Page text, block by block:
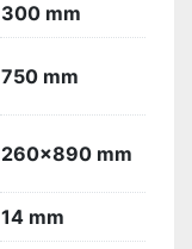
300 mm
750 mm
260x890 mm
14 mm